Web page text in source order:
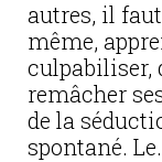
autres, il
même,
culpabiliser,
remâcher
de la
spontané.